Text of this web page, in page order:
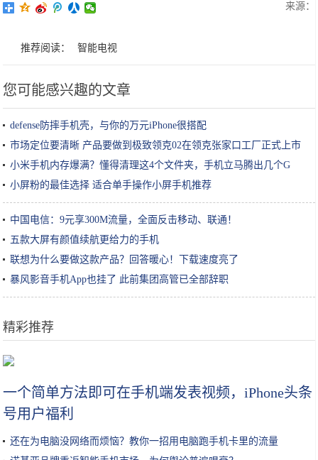
来源：
推荐阅读： 智能电视
您可能感兴趣的文章
defense防摔手机壳，与你的万元iPhone很搭配
市场定位要清晰 产品要做到极致领克02在领克张家口工厂正式上市
小米手机内存爆满？懂得清理这4个文件夹，手机立马腾出几个G
小屏粉的最佳选择 适合单手操作小屏手机推荐
中国电信：9元享300M流量，全面反击移动、联通！
五款大屏有颜值续航更给力的手机
联想为什么要做这款产品？回答暖心！下载速度亮了
暴风影音手机App也挂了 此前集团高管已全部辞职
精彩推荐
一个简单方法即可在手机端发表视频，iPhone头条
号用户福利
还在为电脑没网络而烦恼？教你一招用电脑跑手机卡里的流量